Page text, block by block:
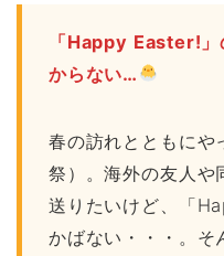
「Happy Easter!」
からない…
春の訪れとともにや
祭）。海外の友人や
送りたいけど、「
かばない・・・。そ